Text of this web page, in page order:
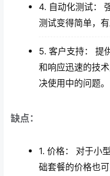
4. 自动化测试：
测试变得简单，
5. 客户支持： 提
和响应迅速的技
决使用中的问题。
缺点：
1. 价格： 对于小
础套餐的价格也